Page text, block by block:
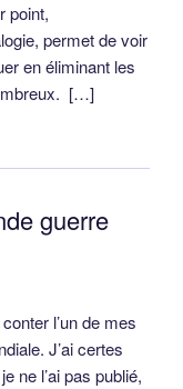
point,
permet de voir
en éliminant les
[…]
guerre
l’un de mes
J’ai certes
ne l’ai pas publié,